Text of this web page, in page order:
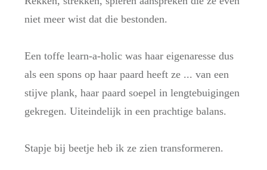
niet meer wist dat die bestonden.
Een toffe learn-a-holic was haar eigenaresse dus
als een spons op haar paard heeft ze ... van een
stijve plank, haar paard soepel in lengtebuigingen
gekregen. Uiteindelijk in een prachtige balans.
Stapje bij beetje heb ik ze zien transformeren.